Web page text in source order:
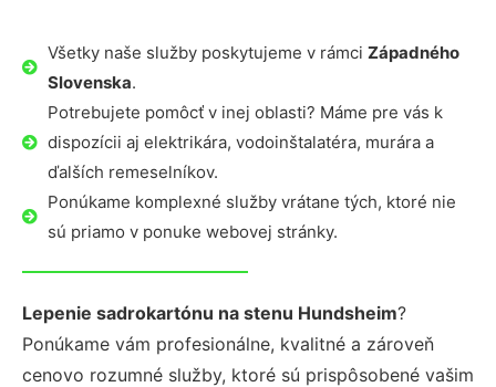
Všetky naše služby poskytujeme v rámci Západného
Slovenska.
Potrebujete pomôcť v inej oblasti? Máme pre vás k
dispozícii aj elektrikára, vodoinštalatéra, murára a
ďalších remeselníkov.
Ponúkame komplexné služby vrátane tých, ktoré nie
sú priamo v ponuke webovej stránky.
Lepenie sadrokartónu na stenu Hundsheim?
Ponúkame vám profesionálne, kvalitné a zároveň
cenovo rozumné služby, ktoré sú prispôsobené vašim